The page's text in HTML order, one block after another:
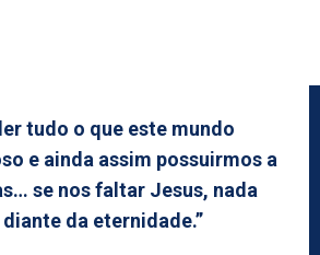
tudo o que este mundo
e ainda assim possuirmos a
se nos faltar Jesus, nada
da eternidade.”